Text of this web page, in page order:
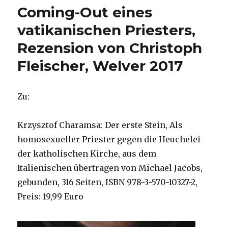
geschlossen,
Rezension
von
Christoph
Fleischer,
Welver
Coming-Out eines
vatikanischen Priesters,
Rezension von Christoph
Fleischer, Welver 2017
Zu:
Krzysztof Charamsa: Der erste Stein, Als
homosexueller Priester gegen die Heuchelei
der katholischen Kirche, aus dem
Italienischen übertragen von Michael Jacobs,
gebunden, 316 Seiten, ISBN 978-3-570-10327-2,
Preis: 19,99 Euro